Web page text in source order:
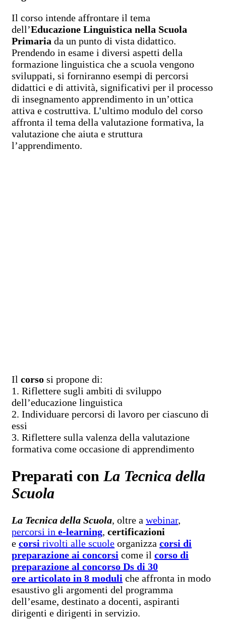
Il corso intende affrontare il tema
dell’Educazione Linguistica nella Scuola
Primaria da un punto di vista didattico.
Prendendo in esame i diversi aspetti della
formazione linguistica che a scuola vengono
sviluppati, si forniranno esempi di percorsi
didattici e di attività, significativi per il processo
di insegnamento apprendimento in un’ottica
attiva e costruttiva. L’ultimo modulo del corso
affronta il tema della valutazione formativa, la
valutazione che aiuta e struttura
l’apprendimento.
Il corso si propone di:
1. Riflettere sugli ambiti di sviluppo
dell’educazione linguistica
2. Individuare percorsi di lavoro per ciascuno di
essi
3. Riflettere sulla valenza della valutazione
formativa come occasione di apprendimento
Preparati con La Tecnica della
Scuola
La Tecnica della Scuola, oltre a webinar,
percorsi in e-learning, certificazioni
e corsi rivolti alle scuole organizza corsi di
preparazione ai concorsi come il corso di
preparazione al concorso Ds di 30
ore articolato in 8 moduli che affronta in modo
esaustivo gli argomenti del programma
dell’esame, destinato a docenti, aspiranti
dirigenti e dirigenti in servizio.